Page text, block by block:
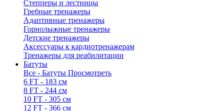
Степперы и лестницы
Гребные тренажеры
Адаптивные тренажеры
Горнолыжные тренажеры
Детские тренажеры
Аксессуары к кардиотренажерам
Тренажеры для реабилитации
Батуты
Все - Батуты Просмотреть
6 FT - 183 см
8 FT - 244 см
10 FT - 305 см
12 FT - 366 см